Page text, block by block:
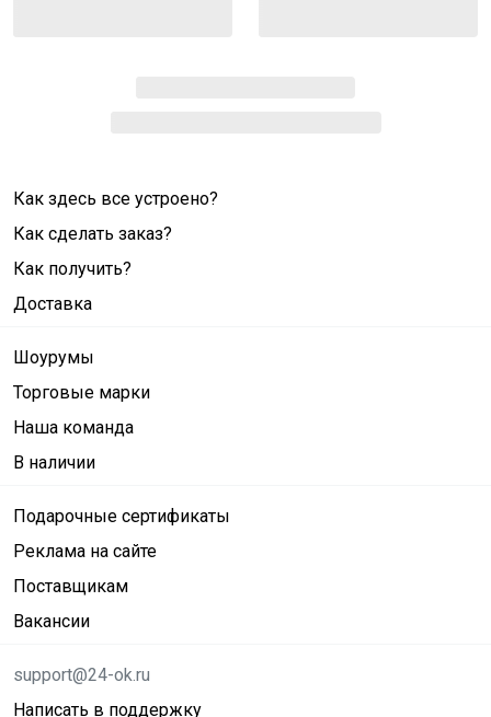
Как здесь все устроено?
Как сделать заказ?
Как получить?
Доставка
Шоурумы
Торговые марки
Наша команда
В наличии
Подарочные сертификаты
Реклама на сайте
Поставщикам
Вакансии
support@24-ok.ru
Написать в поддержку